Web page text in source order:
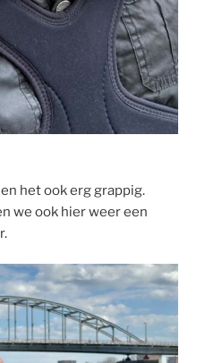
het ook erg grappig.
we ook hier weer een